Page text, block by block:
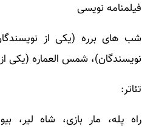
فیلمنامه نویسی
شب های برره (یکی از
نویسندگان)، شمس العماره (یکی
تئاتر:
راه پله، مار بازی، شاه لیر،